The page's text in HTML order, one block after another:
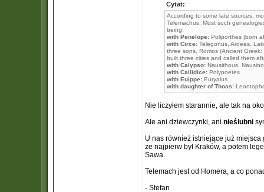
Cytat:
According to some late sources,
Telemachus. Most such
being:
with Penelope: Poliporthes (born
with Circe: Telegonus, Ardeas,
three sons, Romos (Ancient Greek:
built three cities and called them
with Calypso: Nausithous,
with Callidice: Polypoetes
with Euippe: Euryalus
with daughter of Thoas:
Nie liczyłem starannie, ale tak na
Ale ani dziewczynki, ani nieślubni
U nas również istniejące już
że najpierw był Kraków, a potem
Sawa.
Telemach jest od Homera, a co
- Stefan